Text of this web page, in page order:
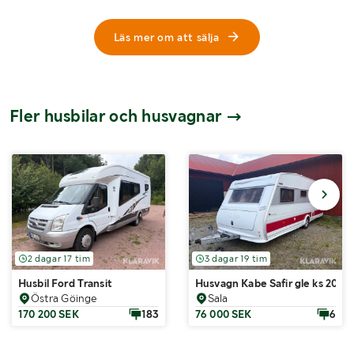
Läs mer om att sälja
Fler husbilar och husvagnar
2 dagar 17 tim
Husbil Ford Transit
Östra Göinge
170 200 SEK
183
3 dagar 19 tim
Husvagn Kabe Safir gle ks 2012
Sala
76 000 SEK
6